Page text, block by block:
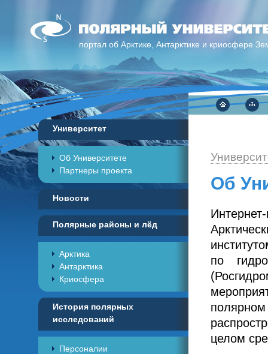
портал об Арктике, Антарктике и криосфере
Об
по
целом
Университет
Об Университете
Партнеры проекта
Новости
Полярные районы и лёд
Арктика
Антарктика
Криосфера
История полярных
исследований
Персоналии